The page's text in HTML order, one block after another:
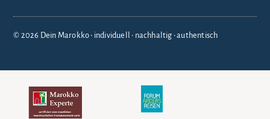
© 2026 Dein Marokko • individuell • nachhaltig • authentisch